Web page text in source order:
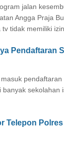
jalan
Angga Praja
tidak memiliki
Pendaftaran
sekolahan
Telepon Polres